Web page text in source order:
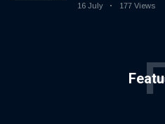
16 July 177 Views